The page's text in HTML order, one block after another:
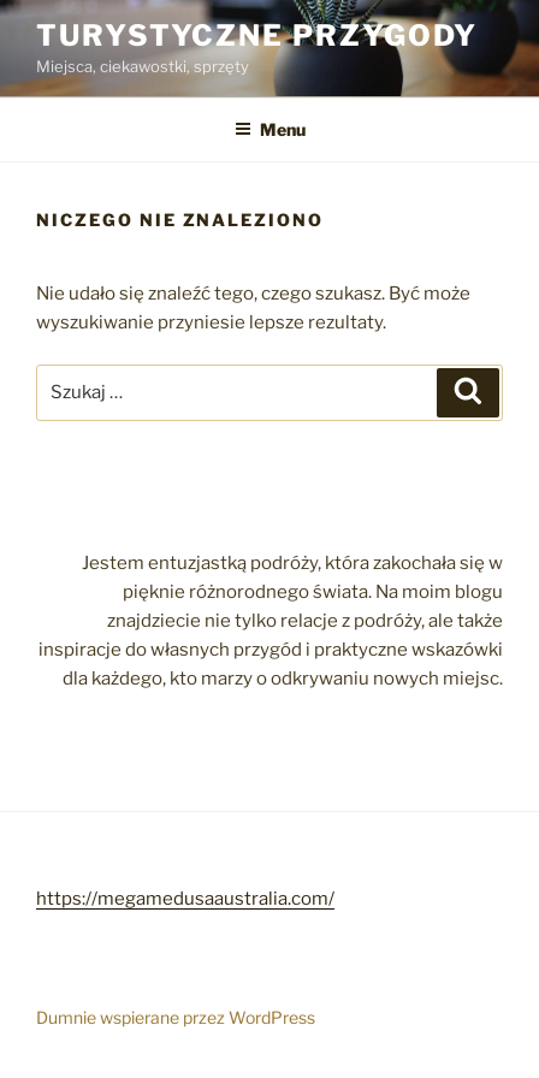
Przejdź
treści
TURYSTYCZNE PRZYGODY
Miejsca, ciekawostki, sprzęty
Menu
NICZEGO NIE ZNALEZIONO
Nie udało się znaleźć tego, czego szukasz. Być może
wyszukiwanie przyniesie lepsze rezultaty.
Jestem entuzjastką podróży, która zakochała się w
pięknie różnorodnego świata. Na moim blogu
znajdziecie nie tylko relacje z podróży, ale także
inspiracje do własnych przygód i praktyczne wskazówki
dla każdego, kto marzy o odkrywaniu nowych miejsc.
https://megamedusaaustralia.com/
Dumnie wspierane przez WordPress